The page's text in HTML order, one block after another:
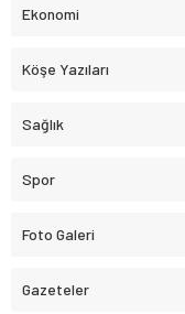
Ekonomi
Köşe Yazıları
Sağlık
Spor
Foto Galeri
Gazeteler